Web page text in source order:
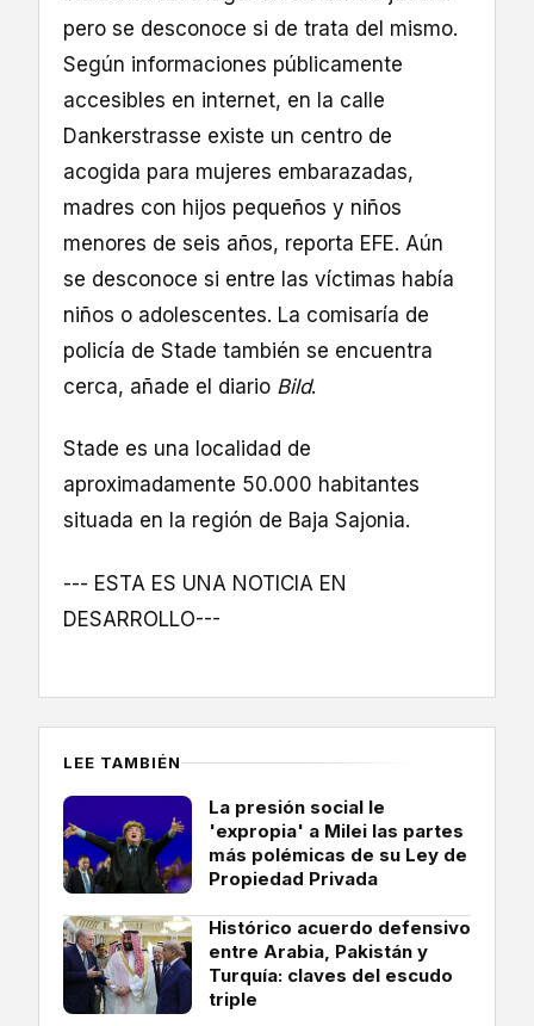
pero se desconoce si de trata del mismo.
Según informaciones públicamente
accesibles en internet, en la calle
Dankerstrasse existe un centro de
acogida para mujeres embarazadas,
madres con hijos pequeños y niños
menores de seis años, reporta EFE. Aún
se desconoce si entre las víctimas había
niños o adolescentes. La comisaría de
policía de Stade también se encuentra
cerca, añade el diario Bild.
Stade es una localidad de
aproximadamente 50.000 habitantes
situada en la región de Baja Sajonia.
--- ESTA ES UNA NOTICIA EN
DESARROLLO---
LEE TAMBIÉN
La presión social le
'expropia' a Milei las partes
más polémicas de su Ley de
Propiedad Privada
Histórico acuerdo defensivo
entre Arabia, Pakistán y
Turquía: claves del escudo
triple